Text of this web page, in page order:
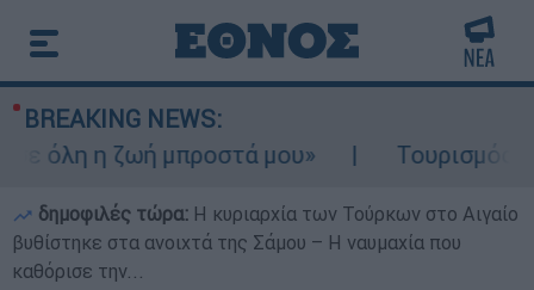
BREAKING NEWS:
όλη η ζωή μπροστά μου»
Τουρισμός
δημοφιλές τώρα: Η κυριαρχία των Τούρκων στο Αιγαίο
βυθίστηκε στα ανοιχτά της Σάμου – Η ναυμαχία που
καθόρισε την...